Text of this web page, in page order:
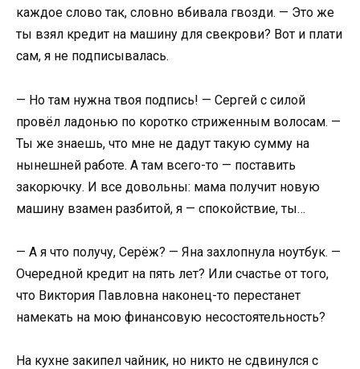
каждое слово так, словно вбивала гвозди. — Это же
ты взял кредит на машину для свекрови? Вот и плати
сам, я не подписывалась.
— Но там нужна твоя подпись! — Сергей с силой
провёл ладонью по коротко стриженным волосам. —
Ты же знаешь, что мне не дадут такую сумму на
нынешней работе. А там всего-то — поставить
закорючку. И все довольны: мама получит новую
машину взамен разбитой, я — спокойствие, ты…
— А я что получу, Серёж? — Яна захлопнула ноутбук. —
Очередной кредит на пять лет? Или счастье от того,
что Виктория Павловна наконец-то перестанет
намекать на мою финансовую несостоятельность?
На кухне закипел чайник, но никто не сдвинулся с